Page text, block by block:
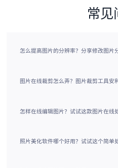
常见
怎么提高图片的分辨率？分享修改图片
图片在线裁剪怎么弄？图片裁剪工具安利
怎样在线编辑图片？试试这款图片在线
照片美化软件哪个好用？试试这个简单